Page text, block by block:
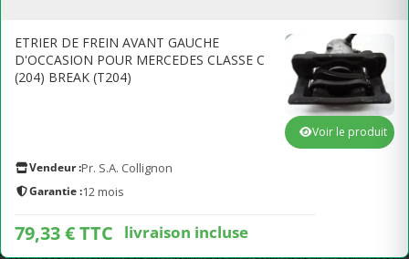
ETRIER DE FREIN AVANT GAUCHE
D'OCCASION POUR MERCEDES CLASSE C
(204) BREAK (T204)
Vendeur :Pr. S.A. Collignon
Garantie :12 mois
79,33 € TTC livraison incluse
Voir le produit